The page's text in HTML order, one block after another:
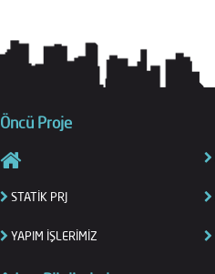
Öncü Proje
STATİK PRJ
YAPIM İŞLERİMİZ